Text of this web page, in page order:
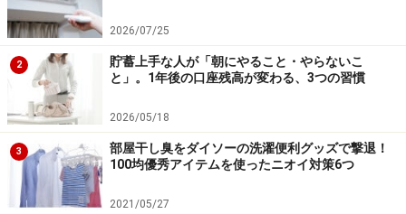
2026/07/25
2
貯蓄上手な人が「朝にやること・やらないこ
と」。1年後の口座残高が変わる、3つの習慣
2026/05/18
3
部屋干し臭をダイソーの洗濯便利グッズで撃退！
100均優秀アイテムを使ったニオイ対策6つ
2021/05/27